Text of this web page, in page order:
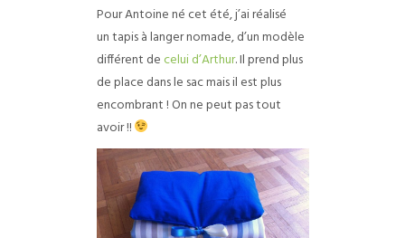
PARTENARIATS & PRESSE
Pour Antoine né cet été, j’ai réalisé
un tapis à langer nomade, d’un modèle
différent de celui d’Arthur. Il prend plus
de place dans le sac mais il est plus
encombrant ! On ne peut pas tout
avoir !!